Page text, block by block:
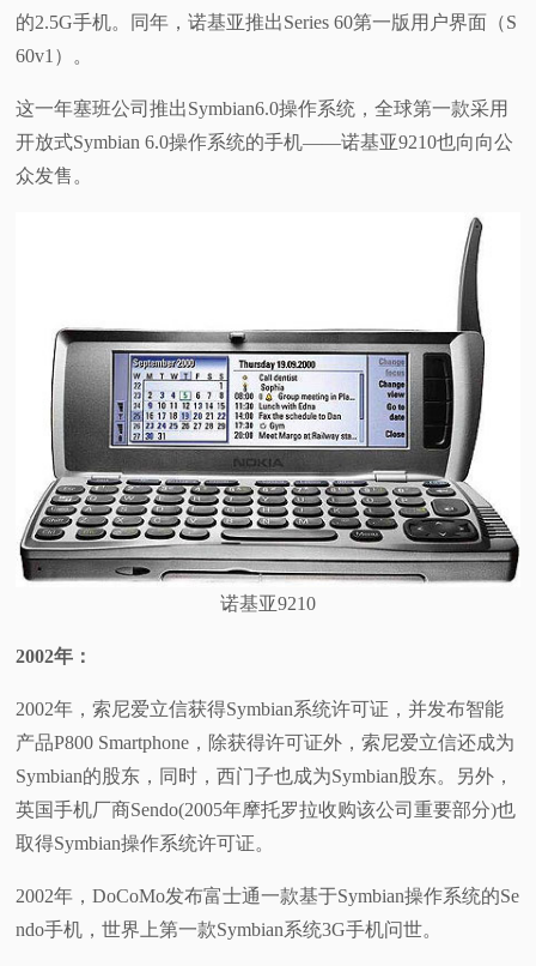
的2.5G手机。同年，诺基亚推出Series 60第一版用户界面（S
60v1）。
这一年塞班公司推出Symbian6.0操作系统，全球第一款采用
开放式Symbian 6.0操作系统的手机——诺基亚9210也向向公
众发售。
诺基亚9210
2002年：
2002年，索尼爱立信获得Symbian系统许可证，并发布智能
产品P800 Smartphone，除获得许可证外，索尼爱立信还成为
Symbian的股东，同时，西门子也成为Symbian股东。另外，
英国手机厂商Sendo(2005年摩托罗拉收购该公司重要部分)也
取得Symbian操作系统许可证。
2002年，DoCoMo发布富士通一款基于Symbian操作系统的Se
ndo手机，世界上第一款Symbian系统3G手机问世。